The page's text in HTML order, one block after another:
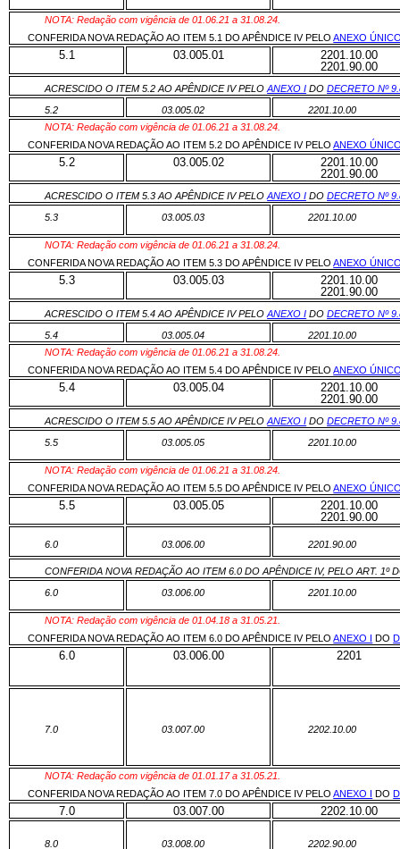
NOTA: Redação com vigência de 01.06.21 a 31.08.24.
CONFERIDA NOVA REDAÇÃO AO ITEM 5.1 DO APÊNDICE IV PELOANEXO
5.1 03.005.01
2201.10.00
2201.90.00
ACRESCIDO O ITEM 5.2 AO APÊNDICE IV PELOANEXO I DODECRETO Nº
5.2
03.005.02
2201.10.00
NOTA: Redação com vigência de 01.06.21 a 31.08.24.
CONFERIDA NOVA REDAÇÃO AO ITEM 5.2 DO APÊNDICE IV PELOANEXO
5.2 03.005.02
2201.10.00
2201.90.00
ACRESCIDO O ITEM 5.3 AO APÊNDICE IV PELOANEXO I DODECRETO Nº
5.3
03.005.03 2201.10.00
NOTA: Redação com vigência de 01.06.21 a 31.08.24.
CONFERIDA NOVA REDAÇÃO AO ITEM 5.3 DO APÊNDICE IV PELOANEXO
5.3 03.005.03
2201.10.00
2201.90.00
ACRESCIDO O ITEM 5.4 AO APÊNDICE IV PELOANEXO I DODECRETO Nº
5.4
03.005.04
2201.10.00
NOTA: Redação com vigência de 01.06.21 a 31.08.24.
CONFERIDA NOVA REDAÇÃO AO ITEM 5.4 DO APÊNDICE IV PELOANEXO
5.4 03.005.04
2201.10.00
2201.90.00
ACRESCIDO O ITEM 5.5 AO APÊNDICE IV PELOANEXO I DODECRETO Nº
5.5
03.005.05 2201.10.00
NOTA: Redação com vigência de 01.06.21 a 31.08.24.
CONFERIDA NOVA REDAÇÃO AO ITEM 5.5 DO APÊNDICE IV PELOANEXO
5.5 03.005.05
2201.10.00
2201.90.00
6.0 03.006.00 2201.90.00
CONFERIDA NOVA REDAÇÃO AO ITEM 6.0 DO APÊNDICE IV, PELO ART. 1º
6.0
03.006.00 2201.10.00
NOTA: Redação com vigência de 01.04.18 a 31.05.21.
CONFERIDA NOVA REDAÇÃO AO ITEM 6.0 DO APÊNDICE IV PELOANEXO I DO
6.0 03.006.00 2201
7.0 03.007.00 2202.10.00
NOTA: Redação com vigência de 01.01.17 a 31.05.21.
CONFERIDA NOVA REDAÇÃO AO ITEM 7.0 DO APÊNDICE IV PELOANEXO I DO
7.0 03.007.00 2202.10.00
8.0 03.008.00 2202.90.00